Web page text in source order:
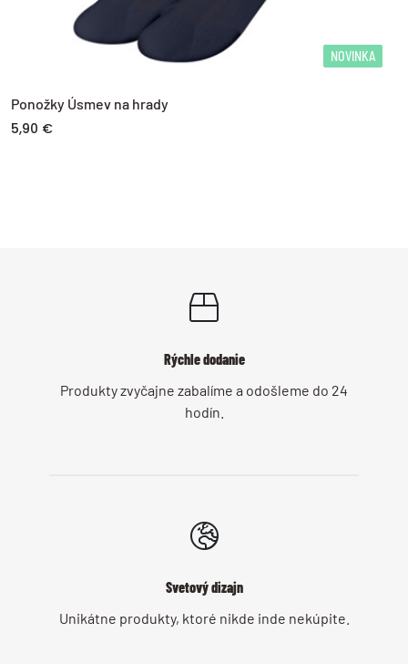
NOVINKA
Ponožky Úsmev na hrady
5,90 €
Rýchle dodanie
Produkty zvyčajne zabalíme a odošleme do 24
hodín.
Svetový dizajn
Unikátne produkty, ktoré nikde inde nekúpite.